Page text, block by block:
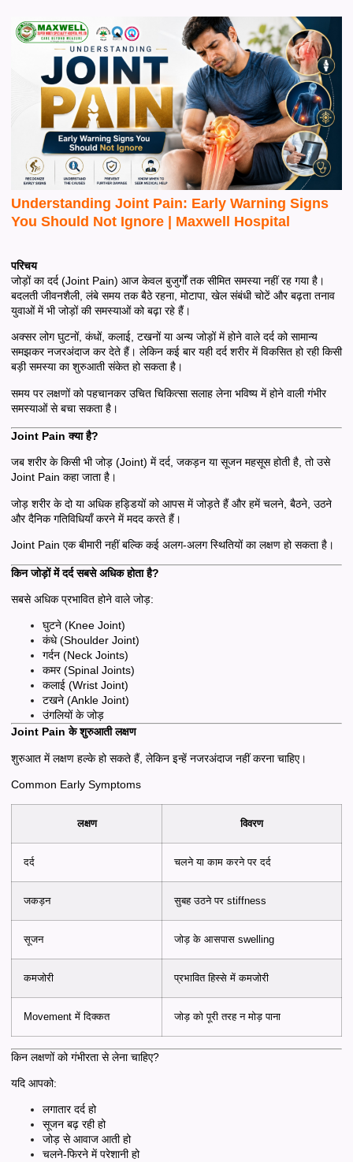
Understanding Joint Pain: Early Warning Signs
You Should Not Ignore | Maxwell Hospital
परिचय
जोड़ों का दर्द (Joint Pain) आज केवल बुजुर्गों तक सीमित समस्या नहीं रह गया है।
बदलती जीवनशैली, लंबे समय तक बैठे रहना, मोटापा, खेल संबंधी चोटें और बढ़ता तनाव
युवाओं में भी जोड़ों की समस्याओं को बढ़ा रहे हैं।
अक्सर लोग घुटनों, कंधों, कलाई, टखनों या अन्य जोड़ों में होने वाले दर्द को सामान्य
समझकर नजरअंदाज कर देते हैं। लेकिन कई बार यही दर्द शरीर में विकसित हो रही किसी
बड़ी समस्या का शुरुआती संकेत हो सकता है।
समय पर लक्षणों को पहचानकर उचित चिकित्सा सलाह लेना भविष्य में होने वाली गंभीर
समस्याओं से बचा सकता है।
Joint Pain क्या है?
जब शरीर के किसी भी जोड़ (Joint) में दर्द, जकड़न या सूजन महसूस होती है, तो उसे
Joint Pain कहा जाता है।
जोड़ शरीर के दो या अधिक हड्डियों को आपस में जोड़ते हैं और हमें चलने, बैठने, उठने
और दैनिक गतिविधियाँ करने में मदद करते हैं।
Joint Pain एक बीमारी नहीं बल्कि कई अलग-अलग स्थितियों का लक्षण हो सकता है।
किन जोड़ों में दर्द सबसे अधिक होता है?
सबसे अधिक प्रभावित होने वाले जोड़:
घुटने (Knee Joint)
कंधे (Shoulder Joint)
गर्दन (Neck Joints)
कमर (Spinal Joints)
कलाई (Wrist Joint)
टखने (Ankle Joint)
उंगलियों के जोड़
Joint Pain के शुरुआती लक्षण
शुरुआत में लक्षण हल्के हो सकते हैं, लेकिन इन्हें नजरअंदाज नहीं करना चाहिए।
Common Early Symptoms
लक्षण विवरण
दर्द चलने या काम करने पर दर्द
जकड़न सुबह उठने पर stiffness
सूजन जोड़ के आसपास swelling
कमजोरी प्रभावित हिस्से में कमजोरी
Movement में दिक्कत जोड़ को पूरी तरह न मोड़ पाना
किन लक्षणों को गंभीरता से लेना चाहिए?
यदि आपको:
लगातार दर्द हो
सूजन बढ़ रही हो
जोड़ से आवाज आती हो
चलने-फिरने में परेशानी हो